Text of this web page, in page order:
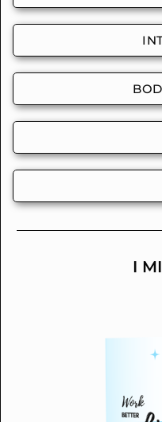
I